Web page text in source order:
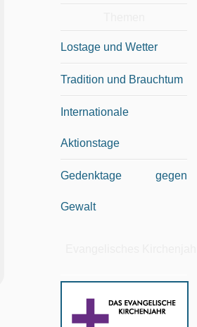
Lostage und Wetter
Tradition und Brauchtum
Internationale
Aktionstage
Gedenktage gegen
Gewalt